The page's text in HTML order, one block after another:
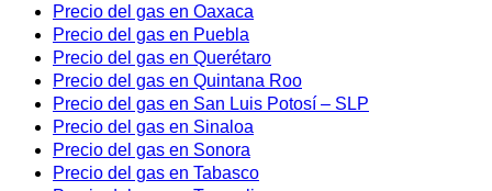
Precio del gas en Oaxaca
Precio del gas en Puebla
Precio del gas en Querétaro
Precio del gas en Quintana Roo
Precio del gas en San Luis Potosí – SLP
Precio del gas en Sinaloa
Precio del gas en Sonora
Precio del gas en Tabasco